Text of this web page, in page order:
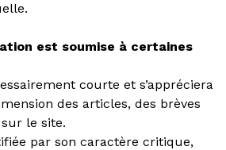
est soumise à certaines
courte et s’appréciera
des articles, des brèves
le site.
par son caractère critique,